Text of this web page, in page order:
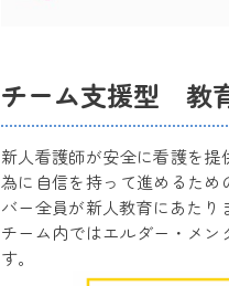
チーム支援型 教
新人看護師が安全に看護を
為に自信を持って進めるた
バー全員が新人教育にあたり
チーム内ではエルダー・メ
す。